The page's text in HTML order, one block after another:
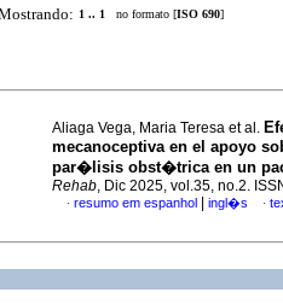
1 .. 1 no formato [ISO 690]
Aliaga Vega, Maria Teresa et al.
mecanoceptiva en el apoyo
par�lisis obst�trica en un
Rehab, Dic 2025, vol.35, no.2.
· resumo em espanhol ingl�s ·